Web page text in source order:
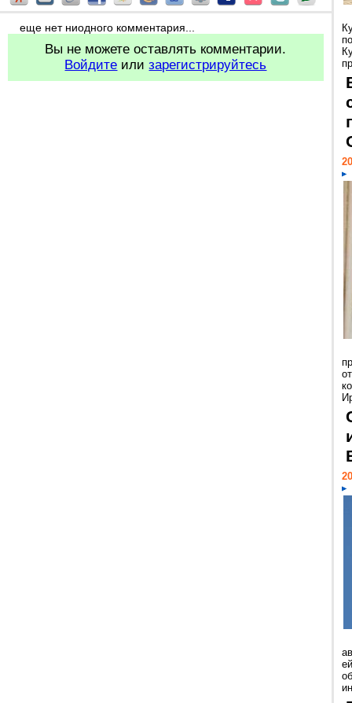
еще нет ниодного комментария...
Вы не можете оставлять комментарии.
Войдите илизарегистрируйтесь